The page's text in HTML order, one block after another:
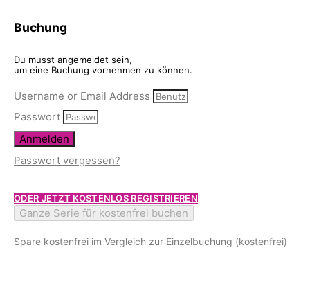
Buchung
Du musst angemeldet sein,
um eine Buchung vornehmen zu können.
Username or Email Address
Passwort
Anmelden
Passwort vergessen?
ODER JETZT KOSTENLOS REGISTRIEREN
Ganze Serie für kostenfrei buchen
Spare kostenfrei im Vergleich zur Einzelbuchung (kostenfrei)